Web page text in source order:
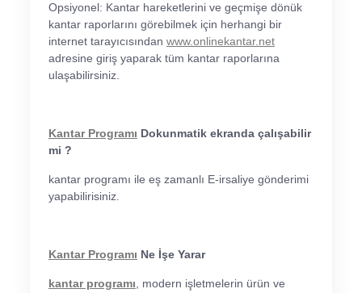
Opsiyonel: Kantar hareketlerini ve geçmişe dönük
kantar raporlarını görebilmek için herhangi bir
internet tarayıcısından www.onlinekantar.net
adresine giriş yaparak tüm kantar raporlarına
ulaşabilirsiniz.
Kantar Programı Dokunmatik ekranda çalışabilir
mi ?
kantar programı ile eş zamanlı E-irsaliye gönderimi
yapabilirisiniz.
Kantar Programı Ne İşe Yarar
kantar programı, modern işletmelerin ürün ve